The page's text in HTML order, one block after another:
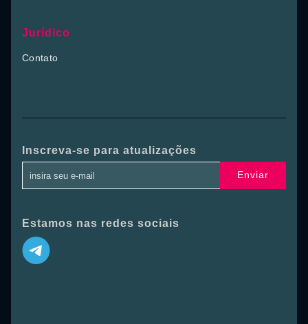
Jurídico
Contato
Inscreva-se para atualizações
Enviar
Estamos nas redes sociais